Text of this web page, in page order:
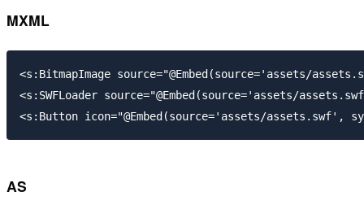
MXML
<s:BitmapImage source="@Embed(source='assets/
<s:SWFLoader source="@Embed(source='assets/
AS